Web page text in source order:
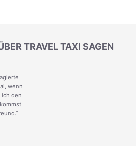
TRAVEL TAXI SAGEN
wenn
ich den
”